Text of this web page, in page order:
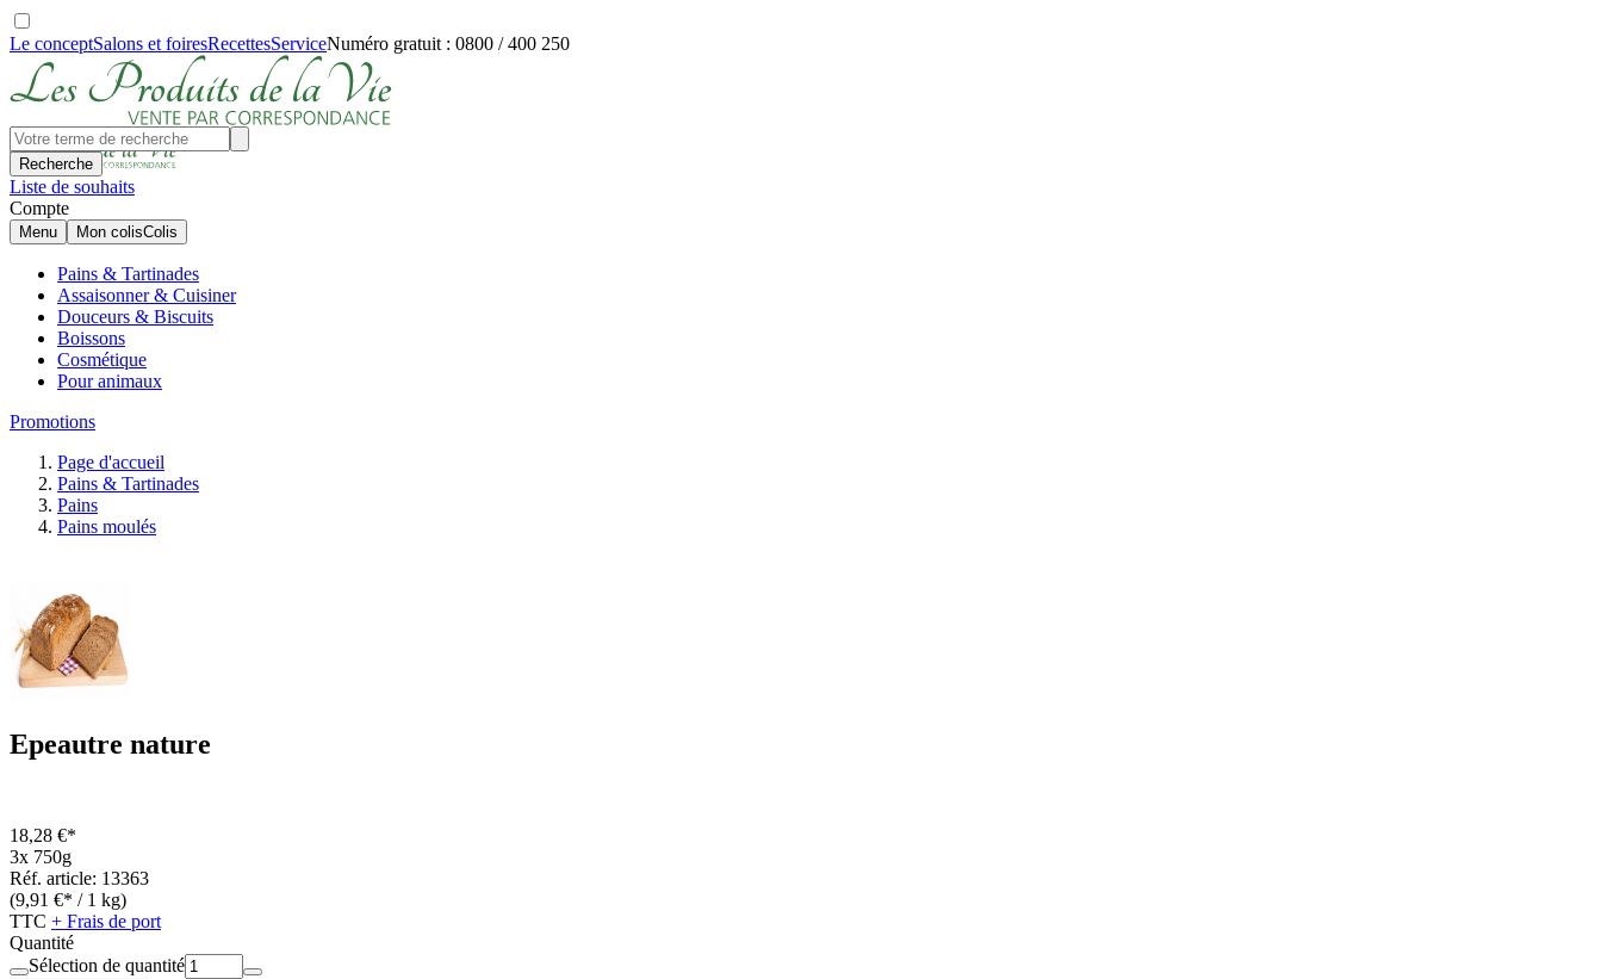
Le conceptSalons et foiresRecettesServiceNuméro gratuit : 0800 / 400 250
Recherche
Liste de souhaits
Compte
Menu Mon colisColis
Pains & Tartinades
Assaisonner & Cuisiner
Douceurs & Biscuits
Boissons
Cosmétique
Pour animaux
Promotions
Page d'accueil
Pains & Tartinades
Pains
Pains moulés
Epeautre nature
18,28 €*
3x 750g
Réf. article: 13363
(9,91 €* / 1 kg)
TTC + Frais de port
Quantité
Sélection de quantité